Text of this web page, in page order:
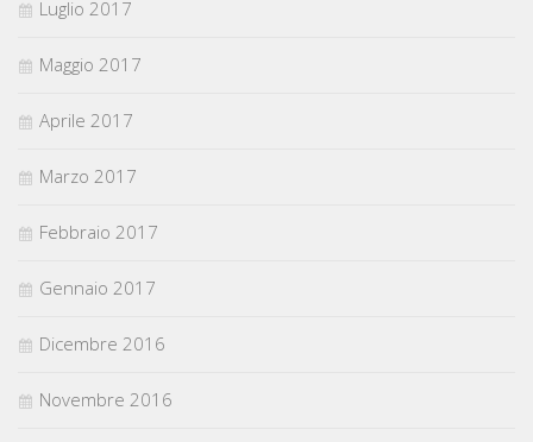
Luglio 2017
Maggio 2017
Aprile 2017
Marzo 2017
Febbraio 2017
Gennaio 2017
Dicembre 2016
Novembre 2016